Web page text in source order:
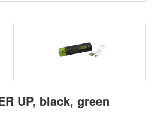
UP, black, green